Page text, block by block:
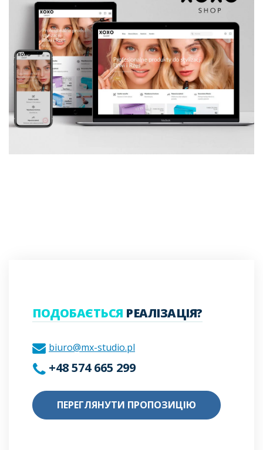
ПОДОБАЄТЬСЯ РЕАЛІЗАЦІЯ?
biuro@mx-studio.pl
+48 574 665 299
ПЕРЕГЛЯНУТИ ПРОПОЗИЦІЮ